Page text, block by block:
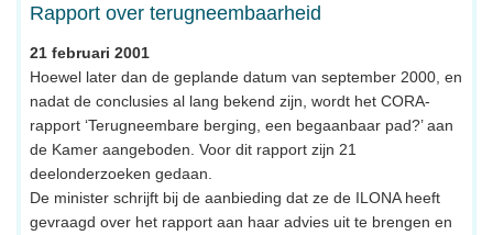
Rapport over terugneembaarheid
21 februari 2001
Hoewel later dan de geplande datum van september 2000, en
nadat de conclusies al lang bekend zijn, wordt het CORA-
rapport ‘Terugneembare berging, een begaanbaar pad?’ aan
de Kamer aangeboden. Voor dit rapport zijn 21
deelonderzoeken gedaan.
De minister schrijft bij de aanbieding dat ze de ILONA heeft
gevraagd over het rapport aan haar advies uit te brengen en